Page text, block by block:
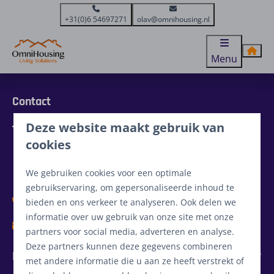
+31(0)6 54697271 olav@omnihousing.nl
Menu
Contact
De Kamp 5
5855 EG Well
Nederland
+31(0)6 54697271
olav@omnihousing.nl
Informatie
Deze website maakt gebruik van
cookies
We gebruiken cookies voor een optimale
gebruikservaring, om gepersonaliseerde inhoud te
bieden en ons verkeer te analyseren. Ook delen we
informatie over uw gebruik van onze site met onze
partners voor social media, adverteren en analyse.
Deze partners kunnen deze gegevens combineren
met andere informatie die u aan ze heeft verstrekt of